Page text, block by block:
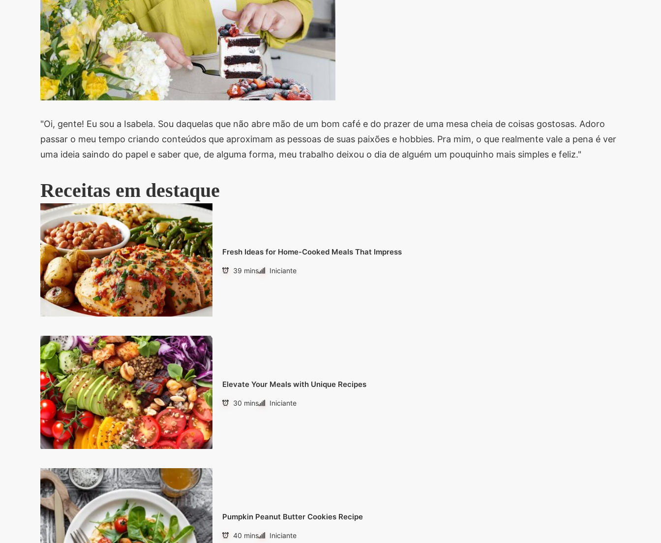
"Oi, gente! Eu sou a Isabela. Sou daquelas que não abre mão de um bom café e do prazer de uma mesa cheia de coisas gostosas. Adoro
passar o meu tempo criando conteúdos que aproximam as pessoas de suas paixões e hobbies. Pra mim, o que realmente vale a pena é ver
uma ideia saindo do papel e saber que, de alguma forma, meu trabalho deixou o dia de alguém um pouquinho mais simples e feliz."
Receitas em destaque
Fresh Ideas for Home-Cooked Meals That Impress
39 mins Iniciante
Elevate Your Meals with Unique Recipes
30 mins Iniciante
Pumpkin Peanut Butter Cookies Recipe
40 mins Iniciante